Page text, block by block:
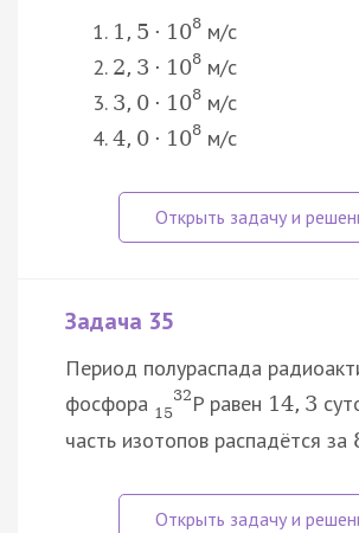
1, 5 ⋅ 108 м/c
2, 3 ⋅ 108 м/c
3, 0 ⋅ 108 м/c
4, 0 ⋅ 108 м/c
Задача 35
Период полураспада
фосфора 15
32 P равен 14, 3
часть изотопов распадётся за